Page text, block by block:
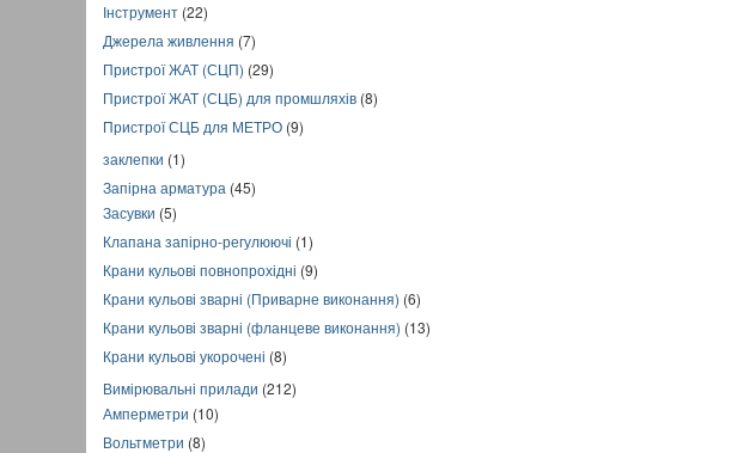
Інструмент (22)
Джерела живлення (7)
Пристрої ЖАТ (СЦП) (29)
Пристрої ЖАТ (СЦБ) для промшляхів (8)
Пристрої СЦБ для МЕТРО (9)
заклепки (1)
Запірна арматура (45)
Засувки (5)
Клапана запірно-регулюючі (1)
Крани кульові повнопрохідні (9)
Крани кульові зварні (Приварне виконання) (6)
Крани кульові зварні (фланцеве виконання) (13)
Крани кульові укорочені (8)
Вимірювальні прилади (212)
Амперметри (10)
Вольтметри (8)